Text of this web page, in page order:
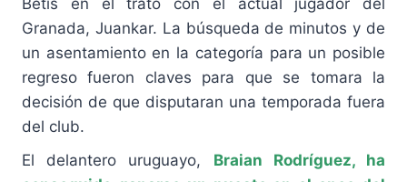
Betis en el trato con el actual jugador del
Granada, Juankar. La búsqueda de minutos y de
un asentamiento en la categoría para un posible
regreso fueron claves para que se tomara la
decisión de que disputaran una temporada fuera
del club.
El delantero uruguayo, Braian Rodríguez, ha